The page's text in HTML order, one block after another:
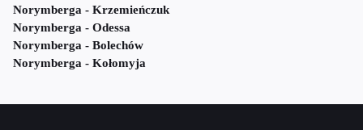
Norymberga - Krzemieńczuk
Norymberga - Odessa
Norymberga - Bolechów
Norymberga - Kołomyja